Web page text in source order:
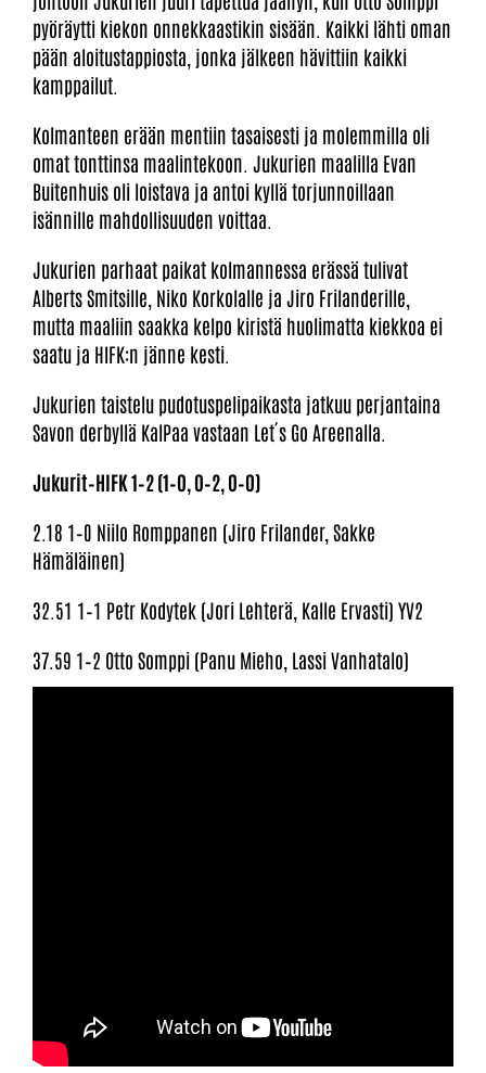
pyöräytti kiekon onnekkaastikin sisään. Kaikki lähti oman
pään aloitustappiosta, jonka jälkeen hävittiin kaikki
kamppailut.
Kolmanteen erään mentiin tasaisesti ja molemmilla oli
omat tonttinsa maalintekoon. Jukurien maalilla Evan
Buitenhuis oli loistava ja antoi kyllä torjunnoillaan
isännille mahdollisuuden voittaa.
Jukurien parhaat paikat kolmannessa erässä tulivat
Alberts Smitsille, Niko Korkolalle ja Jiro Frilanderille,
mutta maaliin saakka kelpo kiristä huolimatta kiekkoa ei
saatu ja HIFK:n jänne kesti.
Jukurien taistelu pudotuspelipaikasta jatkuu perjantaina
Savon derbyllä KalPaa vastaan Let´s Go Areenalla.
Jukurit–HIFK 1–2 (1–0, 0–2, 0–0)
2.18 1–0 Niilo Romppanen (Jiro Frilander, Sakke
Hämäläinen)
32.51 1–1 Petr Kodytek (Jori Lehterä, Kalle Ervasti) YV2
37.59 1–2 Otto Somppi (Panu Mieho, Lassi Vanhatalo)